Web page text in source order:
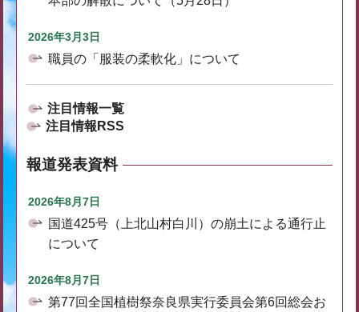
2026年3月3日
職員の「服装の柔軟化」について
注目情報一覧
注目情報RSS
報道発表資料
2026年8月7日
国道425号（上北山村白川）の崩土による通行止
について
2026年8月7日
第77回全国植樹祭奈良県実行委員会第6回総会お